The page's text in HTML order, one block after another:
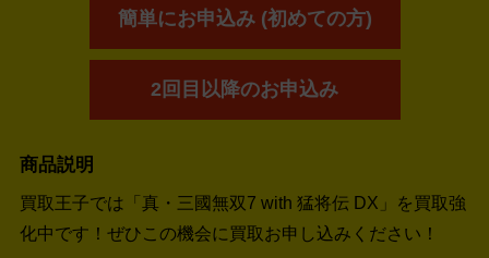
簡単にお申込み (初めての方)
2回目以降のお申込み
商品説明
買取王子では「真・三國無双7 with 猛将伝 DX」を買取強
化中です！ ぜひこの機会に買取お申し込みください！